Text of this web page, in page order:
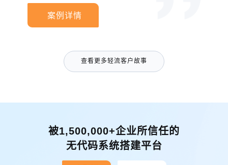
案例详情
查看更多轻流客户故事
被1,500,000+企业所信任的
无代码系统搭建平台